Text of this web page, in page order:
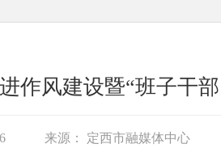
作风建设暨“班子干
来源： 定西市融媒体中心